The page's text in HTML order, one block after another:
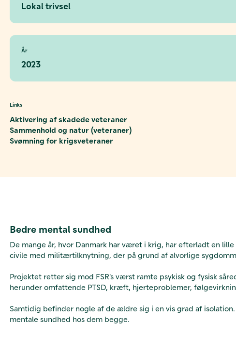
Lokal trivsel
År
2023
Links
Aktivering af skadede veteraner
Sammenhold og natur (veteraner)
Svømning for krigsveteraner
Bedre mental sundhed
De mange år, hvor Danmark har været i krig, har efterladt en
civile med militærtilknytning, der på grund af alvorlige
Projektet retter sig mod FSR's værst ramte psykisk og fysisk
herunder omfattende PTSD, kræft, hjerteproblemer,
Samtidig befinder nogle af de ældre sig i en vis grad af
mentale sundhed hos dem begge.